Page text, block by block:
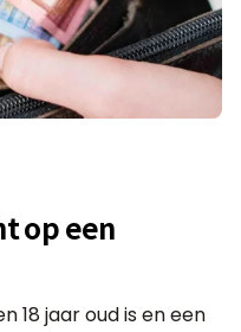
op een
18 jaar oud is en een